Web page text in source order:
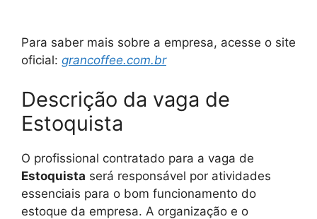
Para saber mais sobre a empresa, acesse o site
oficial: grancoffee.com.br
Descrição da vaga de
Estoquista
O profissional contratado para a vaga de
Estoquista será responsável por atividades
essenciais para o bom funcionamento do
estoque da empresa. A organização e o